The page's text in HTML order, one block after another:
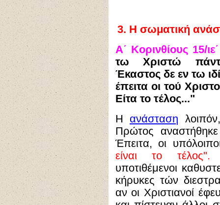
3. Η σωματική
Α΄ Κορινθίους 15/
τω Χριστώ
Έκαστος δε εν τω
έπειτα οι τού
Είτα το τέλος..."
Η ανάσταση
Πρώτος
Έπειτα, οι
είναι το τέλος".
υποτιθέμενοι
κήρυκες τών
αν οι Χριστιανοί